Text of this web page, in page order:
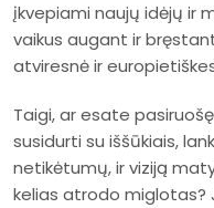
įkvepiami naujų idėjų ir
vaikus augant ir
atviresnė ir
Taigi, ar esate
susidurti su iššūkiais,
netikėtumų, ir viziją
kelias atrodo miglotas?